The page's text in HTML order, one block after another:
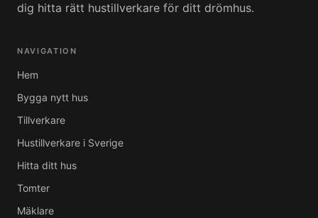
dig hitta rätt hustillverkare för ditt drömhus.
NAVIGATION
Hem
Bygga nytt hus
Tillverkare
Hustillverkare i Sverige
Hitta ditt hus
Tomter
Mäklare